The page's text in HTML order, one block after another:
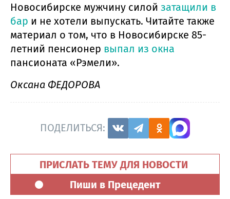
Новосибирске мужчину силой затащили в
бар и не хотели выпускать. Читайте также
материал о том, что в Новосибирске 85-
летний пенсионер выпал из окна
пансионата «Рэмели».
Оксана ФЕДОРОВА
ПОДЕЛИТЬСЯ:
ПРИСЛАТЬ ТЕМУ ДЛЯ НОВОСТИ
Пиши в Прецедент